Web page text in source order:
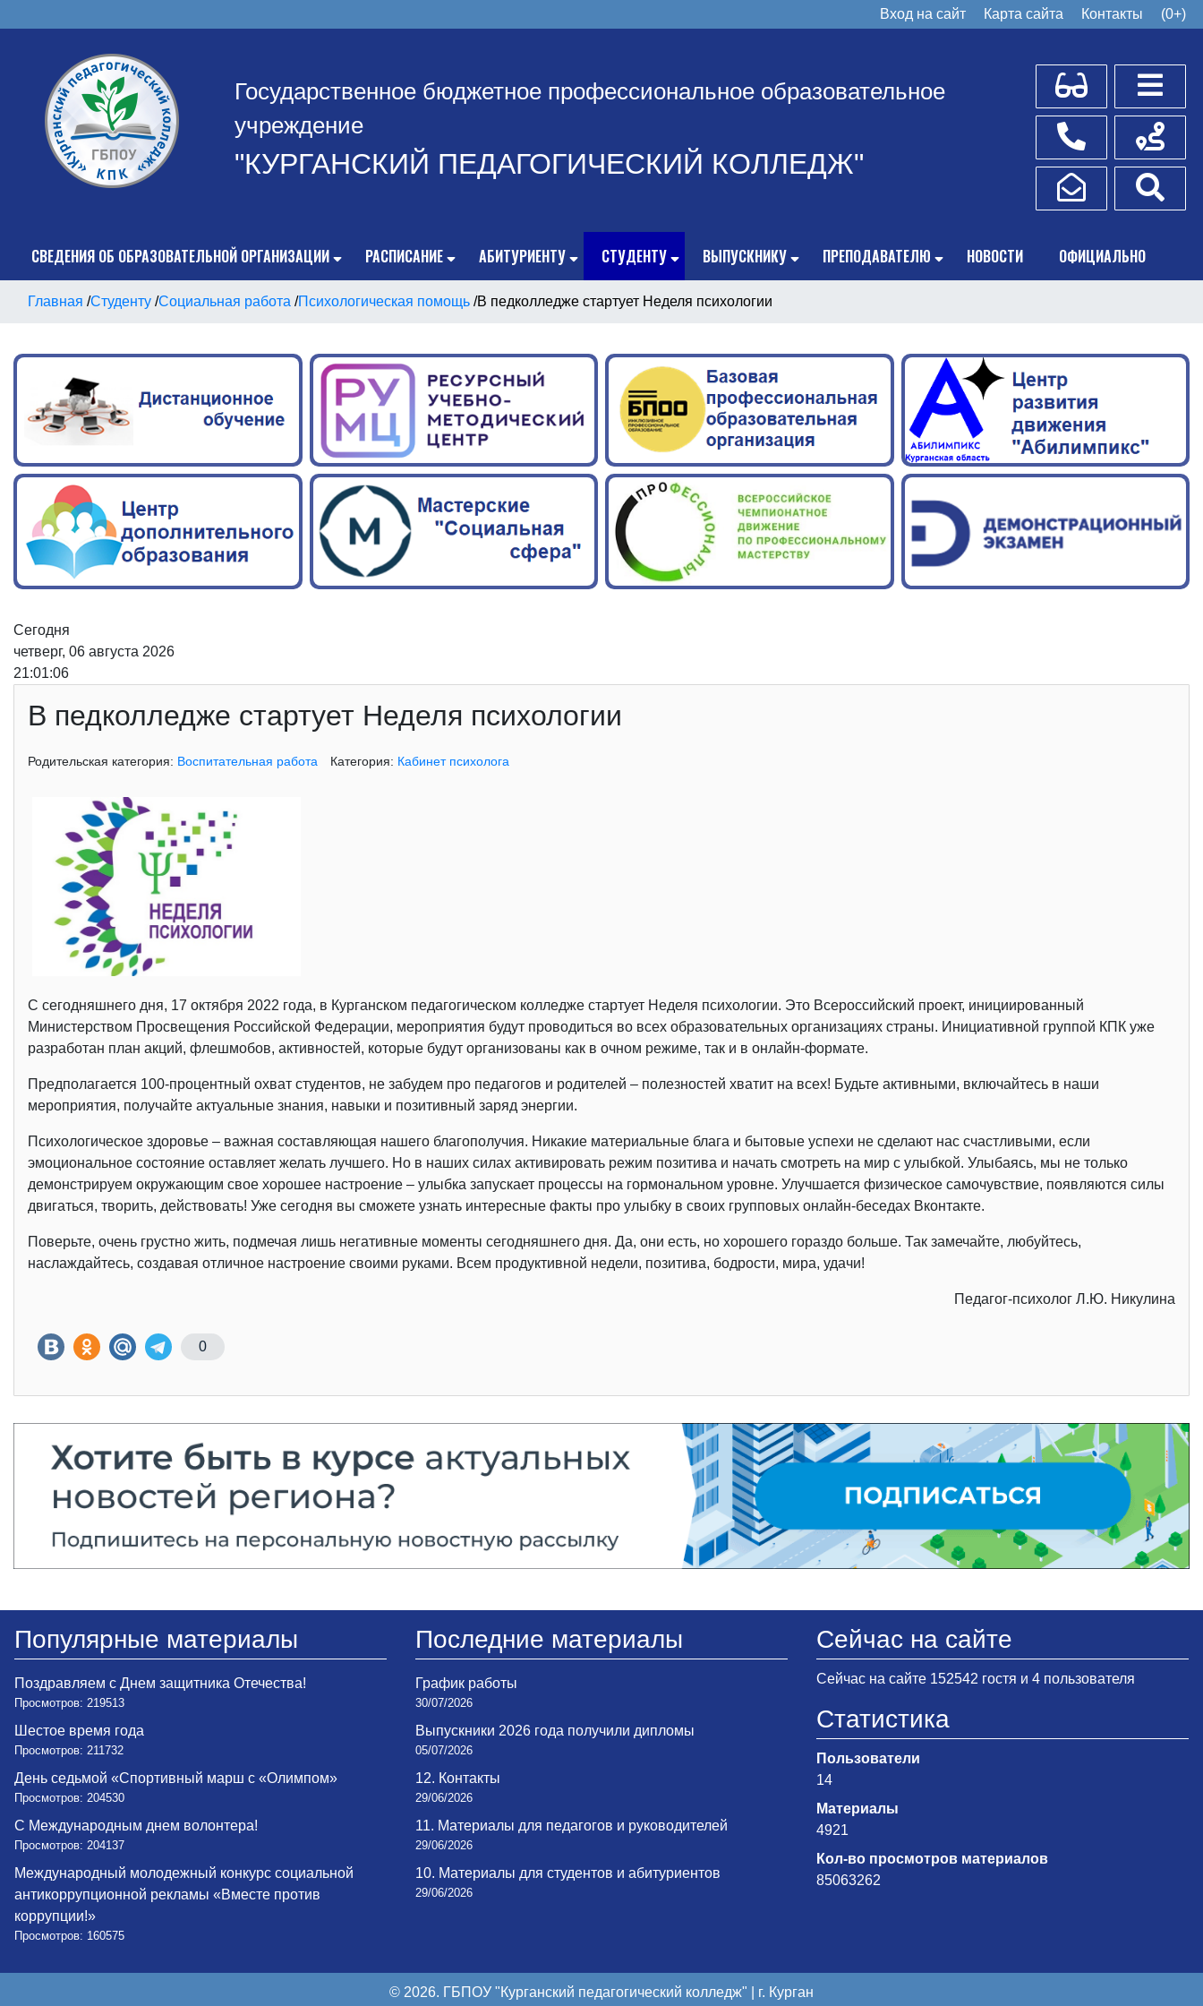
Вход на сайт Карта сайта Контакты (0+)
Государственное бюджетное профессиональное образовательное
учреждение
"КУРГАНСКИЙ ПЕДАГОГИЧЕСКИЙ КОЛЛЕДЖ"
Для слабовидящих
Телефоны
Написать обращение
Схема
СВЕДЕНИЯ ОБ ОБРАЗОВАТЕЛЬНОЙ ОРГАНИЗАЦИИ РАСПИСАНИЕ АБИТУРИЕНТУ СТУДЕНТУ ВЫПУСКНИКУ ПРЕПОДАВАТЕЛЮ НОВОСТИ ОФИЦИАЛЬНО
Главная /Студенту /Социальная работа /Психологическая помощь /В педколледже стартует Неделя психологии
Сегодня
четверг, 06 августа 2026
21:01:07
В педколледже стартует Неделя психологии
Родительская категория: Воспитательная работа Категория: Кабинет психолога
С сегодняшнего дня, 17 октября 2022 года, в Курганском педагогическом колледже стартует Неделя психологии. Это Всероссийский проект, инициированный
Министерством Просвещения Российской Федерации, мероприятия будут проводиться во всех образовательных организациях страны. Инициативной группой КПК уже
разработан план акций, флешмобов, активностей, которые будут организованы как в очном режиме, так и в онлайн-формате.
Предполагается 100-процентный охват студентов, не забудем про педагогов и родителей – полезностей хватит на всех! Будьте активными, включайтесь в наши
мероприятия, получайте актуальные знания, навыки и позитивный заряд энергии.
Психологическое здоровье – важная составляющая нашего благополучия. Никакие материальные блага и бытовые успехи не сделают нас счастливыми, если
эмоциональное состояние оставляет желать лучшего. Но в наших силах активировать режим позитива и начать смотреть на мир с улыбкой. Улыбаясь, мы не только
демонстрируем окружающим свое хорошее настроение – улыбка запускает процессы на гормональном уровне. Улучшается физическое самочувствие, появляются силы
двигаться, творить, действовать! Уже сегодня вы сможете узнать интересные факты про улыбку в своих групповых онлайн-беседах Вконтакте.
Поверьте, очень грустно жить, подмечая лишь негативные моменты сегодняшнего дня. Да, они есть, но хорошего гораздо больше. Так замечайте, любуйтесь,
наслаждайтесь, создавая отличное настроение своими руками. Всем продуктивной недели, позитива, бодрости, мира, удачи!
Педагог-психолог Л.Ю. Никулина
0
Популярные материалы
Поздравляем с Днем защитника Отечества!
Просмотров: 219513
Шестое время года
Просмотров: 211732
День седьмой «Спортивный марш с «Олимпом»
Просмотров: 204530
С Международным днем волонтера!
Просмотров: 204137
Международный молодежный конкурс социальной
антикоррупционной рекламы «Вместе против
коррупции!»
Просмотров: 160575
Последние материалы
График работы
30/07/2026
Выпускники 2026 года получили дипломы
05/07/2026
12. Контакты
29/06/2026
11. Материалы для педагогов и руководителей
29/06/2026
10. Материалы для студентов и абитуриентов
29/06/2026
Сейчас на сайте
Сейчас на сайте 152542 гостя и 4 пользователя
Статистика
Пользователи
14
Материалы
4921
Кол-во просмотров материалов
85063262
© 2026. ГБПОУ "Курганский педагогический колледж" | г. Курган